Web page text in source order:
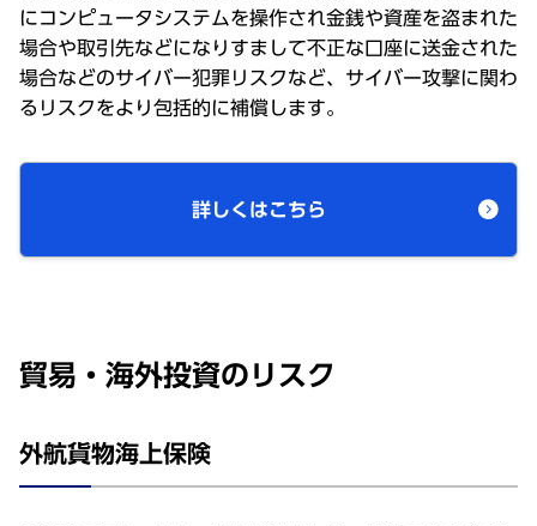
にコンピュータシステムを操作され金銭や資産を盗まれた
場合や取引先などになりすまして不正な口座に送金された
場合などのサイバー犯罪リスクなど、サイバー攻撃に関わ
るリスクをより包括的に補償します。
詳しくはこちら
貿易・海外投資のリスク
外航貨物海上保険